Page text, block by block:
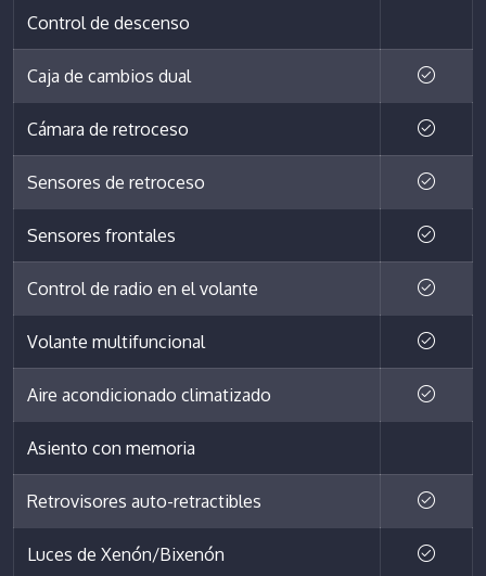
Control de descenso
Caja de cambios dual
Cámara de retroceso
Sensores de retroceso
Sensores frontales
Control de radio en el volante
Volante multifuncional
Aire acondicionado climatizado
Asiento con memoria
Retrovisores auto-retractibles
Luces de Xenón/Bixenón